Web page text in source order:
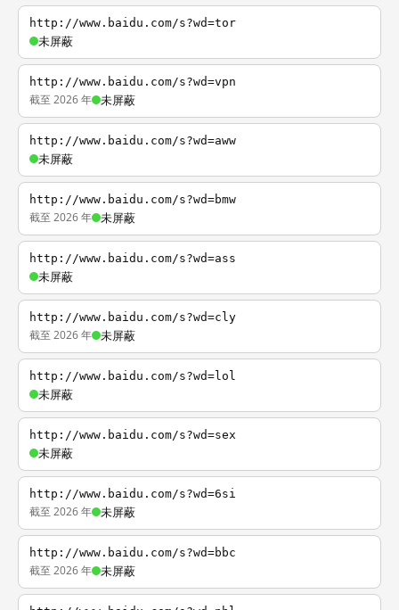
http://www.baidu.com/s?wd=tor
未屏蔽
http://www.baidu.com/s?wd=vpn
截至 2026 年 未屏蔽
http://www.baidu.com/s?wd=aww
未屏蔽
http://www.baidu.com/s?wd=bmw
截至 2026 年 未屏蔽
http://www.baidu.com/s?wd=ass
未屏蔽
http://www.baidu.com/s?wd=cly
截至 2026 年 未屏蔽
http://www.baidu.com/s?wd=lol
未屏蔽
http://www.baidu.com/s?wd=sex
未屏蔽
http://www.baidu.com/s?wd=6si
截至 2026 年 未屏蔽
http://www.baidu.com/s?wd=bbc
截至 2026 年 未屏蔽